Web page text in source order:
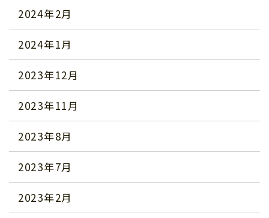
2024年2月
2024年1月
2023年12月
2023年11月
2023年8月
2023年7月
2023年2月